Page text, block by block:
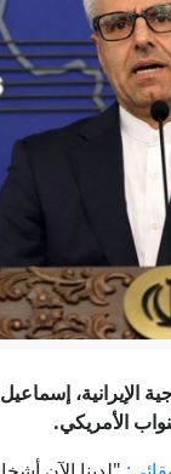
مدفيديف
لماذا فضل
هيئة بحرية
عُمان..
المكوّن الخفي في
الإيرانية،
الأمريكي.